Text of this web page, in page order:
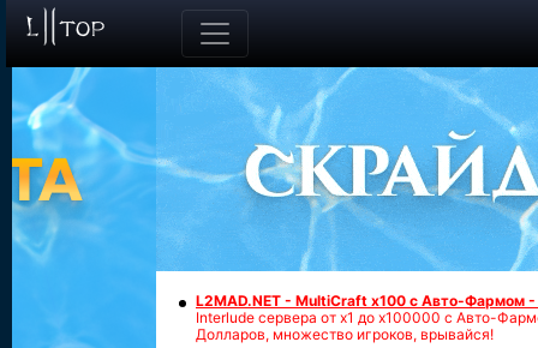
L2MAD.NET - MultiCraft x100 с Авто-Фармом
Interlude сервера от х1 до х100000 с Авто-
Долларов, множество игроков, врывайся!